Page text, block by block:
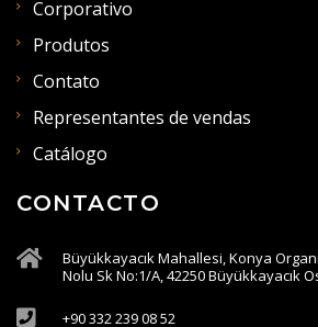
Corporativo
Produtos
Contato
Representantes de vendas
Catálogo
CONTACTO
Büyükkayacık Mahallesi, Konya
Nolu Sk No:1/A, 42250 Büyükkayacık
+90 332 239 08 52